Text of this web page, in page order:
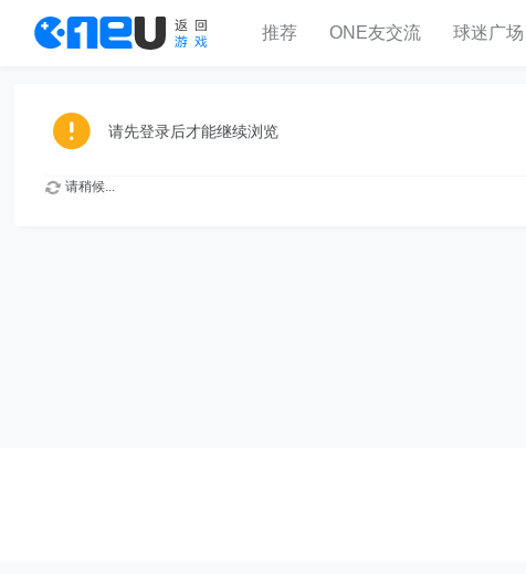
推荐 ONE友交流 球迷广场
请先登录后才能继续浏览
请稍候...